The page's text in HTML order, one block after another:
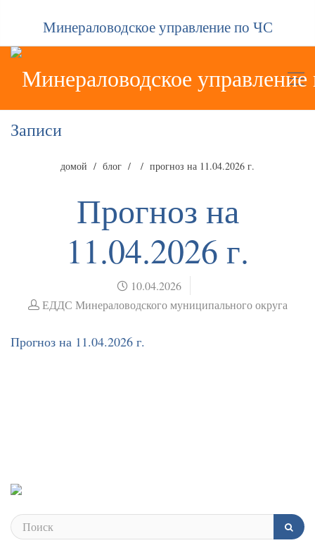
Минераловодское управление по ЧС
Записи
домой блог прогноз на 11.04.2026 г.
Прогноз на
11.04.2026 г.
10.04.2026
ЕДДС Минераловодского муниципального округа
Прогноз на 11.04.2026 г.